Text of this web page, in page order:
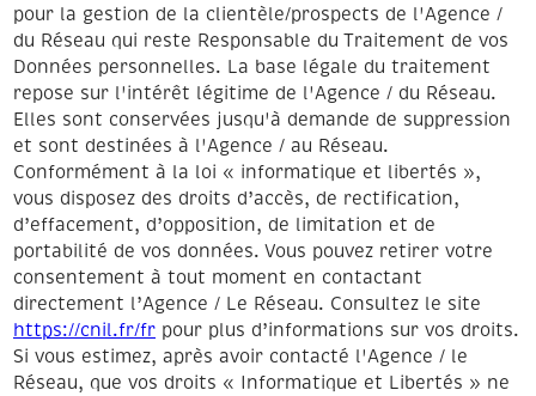
pour la gestion de la clientèle/prospects de l'Agence /
du Réseau qui reste Responsable du Traitement de vos
Données personnelles. La base légale du traitement
repose sur l'intérêt légitime de l'Agence / du Réseau.
Elles sont conservées jusqu'à demande de suppression
et sont destinées à l'Agence / au Réseau.
Conformément à la loi « informatique et libertés »,
vous disposez des droits d’accès, de rectification,
d’effacement, d’opposition, de limitation et de
portabilité de vos données. Vous pouvez retirer votre
consentement à tout moment en contactant
directement l’Agence / Le Réseau. Consultez le site
https://cnil.fr/fr pour plus d’informations sur vos droits.
Si vous estimez, après avoir contacté l'Agence / le
Réseau, que vos droits « Informatique et Libertés » ne